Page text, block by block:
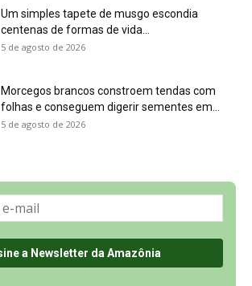
Um simples tapete de musgo escondia
centenas de formas de vida...
5 de agosto de 2026
Morcegos brancos constroem tendas com
folhas e conseguem digerir sementes em...
5 de agosto de 2026